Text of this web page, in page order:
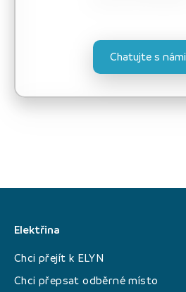
Chatujte s námi
Elektřina
Chci přejít k ELYN
Chci přepsat odběrné místo